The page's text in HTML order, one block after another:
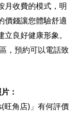
月收費的模式，明
價錢讓您體驗舒適
良好健康形象。
，預約可以電話致
：
旺角店)」有何評價